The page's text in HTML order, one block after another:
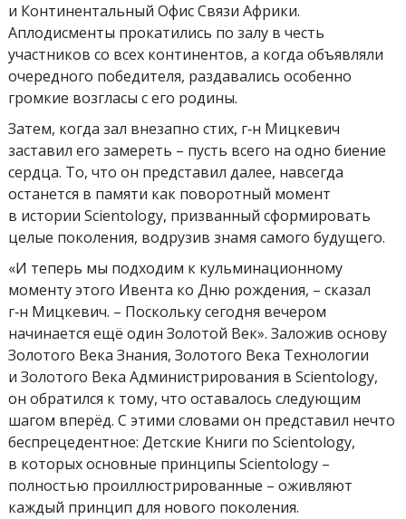
и Континентальный Офис Связи Африки.
Аплодисменты прокатились по залу в честь
участников со всех континентов, а когда объявляли
очередного победителя, раздавались особенно
громкие возгласы с его родины.
Затем, когда зал внезапно стих, г‑н Мицкевич
заставил его замереть – пусть всего на одно биение
сердца. То, что он представил далее, навсегда
останется в памяти как поворотный момент
в истории Scientology, призванный сформировать
целые поколения, водрузив знамя самого будущего.
«И теперь мы подходим к кульминационному
моменту этого Ивента ко Дню рождения, – сказал
г‑н Мицкевич. – Поскольку сегодня вечером
начинается ещё один Золотой Век». Заложив основу
Золотого Века Знания, Золотого Века Технологии
и Золотого Века Администрирования в Scientology,
он обратился к тому, что оставалось следующим
шагом вперёд. С этими словами он представил нечто
беспрецедентное: Детские Книги по Scientology,
в которых основные принципы Scientology –
полностью проиллюстрированные – оживляют
каждый принцип для нового поколения.